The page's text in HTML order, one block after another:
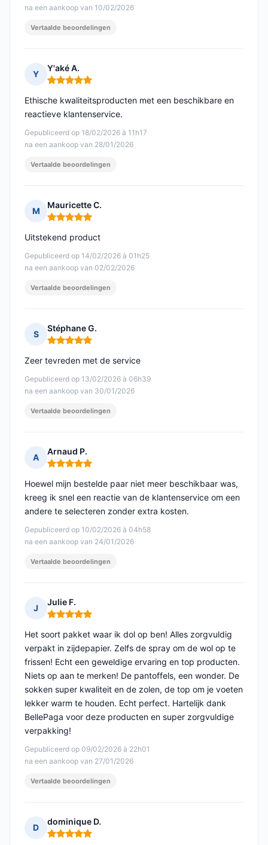
na een aankoop van 10/02/2026
Vertaalde beoordelingen
Y
Y'aké A.
Opmerking: 5 van 5
Gepubliceerd op 18/02/2026 à 11h17
na een aankoop van 28/01/2026
Ethische kwaliteitsproducten met een beschikbare en
reactieve klantenservice.
Vertaalde beoordelingen
M
Mauricette C.
Opmerking: 5 van 5
Gepubliceerd op 14/02/2026 à 01h25
na een aankoop van 02/02/2026
Uitstekend product
Vertaalde beoordelingen
S
Stéphane G.
Opmerking: 5 van 5
Gepubliceerd op 13/02/2026 à 06h39
na een aankoop van 30/01/2026
Zeer tevreden met de service
Vertaalde beoordelingen
A
Arnaud P.
Opmerking: 5 van 5
Gepubliceerd op 10/02/2026 à 04h58
na een aankoop van 24/01/2026
Hoewel mijn bestelde paar niet meer beschikbaar was,
kreeg ik snel een reactie van de klantenservice om een
andere te selecteren zonder extra kosten.
Vertaalde beoordelingen
J
Julie F.
Opmerking: 5 van 5
Gepubliceerd op 09/02/2026 à 22h01
na een aankoop van 27/01/2026
Het soort pakket waar ik dol op ben! Alles zorgvuldig
verpakt in zijdepapier. Zelfs de spray om de wol op te
frissen! Echt een geweldige ervaring en top producten.
Niets op aan te merken! De pantoffels, een wonder. De
sokken super kwaliteit en de zolen, de top om je voeten
lekker warm te houden. Echt perfect. Hartelijk dank
BellePaga voor deze producten en super zorgvuldige
verpakking!
Vertaalde beoordelingen
D
dominique D.
Opmerking: 5 van 5